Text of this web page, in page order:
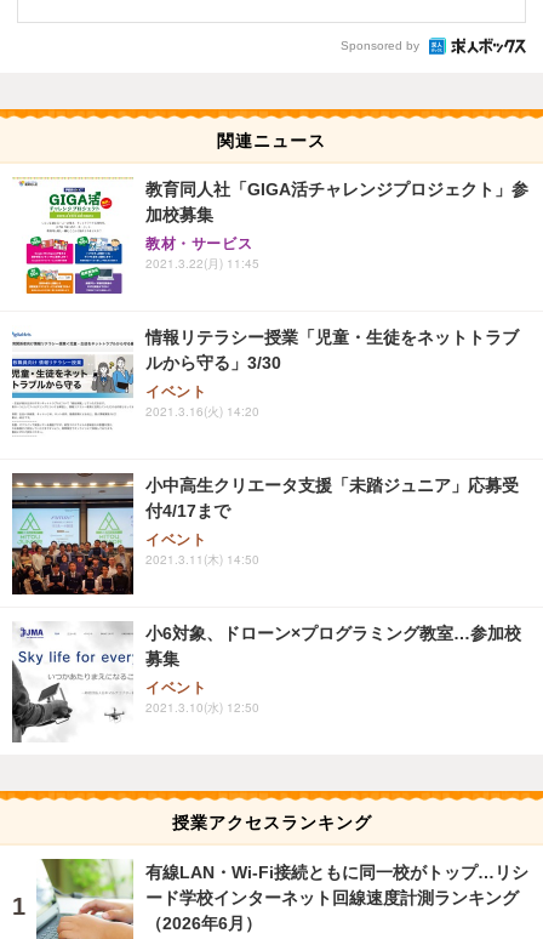
Sponsored by
関連ニュース
教育同人社「GIGA活チャレンジプロジェクト」参
加校募集
教材・サービス
2021.3.22(月) 11:45
情報リテラシー授業「児童・生徒をネットトラブ
ルから守る」3/30
イベント
2021.3.16(火) 14:20
小中高生クリエータ支援「未踏ジュニア」応募受
付4/17まで
イベント
2021.3.11(木) 14:50
小6対象、ドローン×プログラミング教室…参加校
募集
イベント
2021.3.10(水) 12:50
授業アクセスランキング
有線LAN・Wi‑Fi接続ともに同一校がトップ…リシ
ード学校インターネット回線速度計測ランキング
（2026年6月）